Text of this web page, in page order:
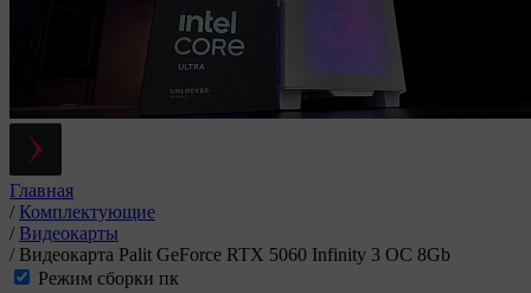
Главная
/ Комплектующие
/ Видеокарты
/ Видеокарта Palit GeForce RTX 5060 Infinity 3 OC 8Gb
Режим сборки пк